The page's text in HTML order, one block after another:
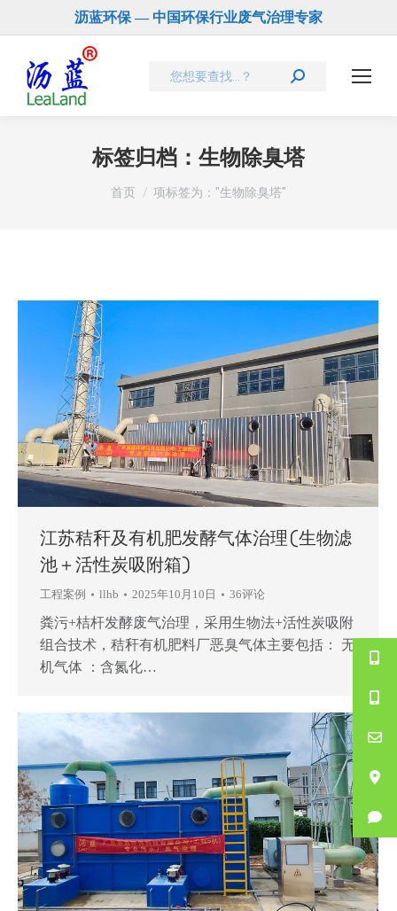
沥蓝环保 — 中国环保行业废气治理专家
Search:
标签归档： 生物除臭塔
您在这里：
首页 项标签为："生物除臭塔"
江苏秸秆及有机肥发酵气体治理(生物滤
池＋活性炭吸附箱)
工程案例 llhb 2025年10月10日 36评论
粪污+桔杆发酵废气治理，采用生物法+活性炭吸附
组合技术，秸秆有机肥料厂恶臭气体主要包括： 无
机气体 ：‌含氮化…